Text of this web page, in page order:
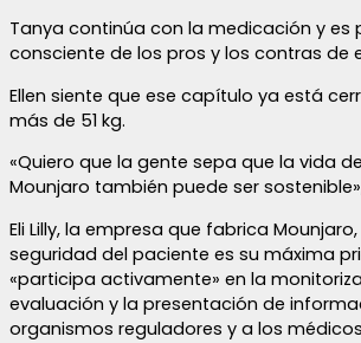
Tanya continúa con la medicación y es
consciente de los pros y los contras de
Ellen siente que ese capítulo ya está
más de 51 kg.
«Quiero que la gente sepa que la vida
Mounjaro también puede ser
Eli Lilly, la empresa que fabrica
seguridad del paciente es su máxima
«participa activamente» en la
evaluación y la presentación de
organismos reguladores y a los